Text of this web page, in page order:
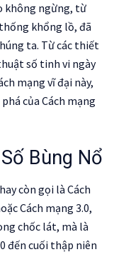
không ngừng, từ
khổng lồ, đã
ta. Từ các thiết
số tinh vi ngày
mạng vĩ đại này,
của Cách mạng
Bùng Nổ
còn gọi là Cách
Cách mạng 3.0,
chốc lát, mà là
đến cuối thập niên